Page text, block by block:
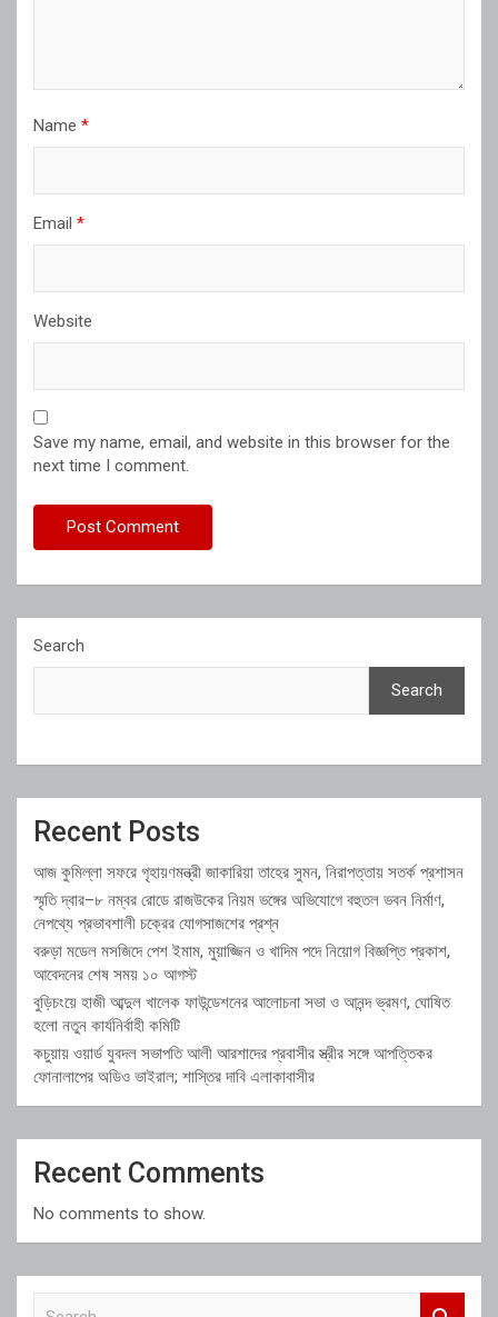
Name *
Email *
Website
Save my name, email, and website in this browser for the
next time I comment.
Search
Search
Recent Posts
আজ কুমিল্লা সফরে গৃহায়ণমন্ত্রী জাকারিয়া তাহের সুমন, নিরাপত্তায় সতর্ক প্রশাসন
স্মৃতি দ্বার–৮ নম্বর রোডে রাজউকের নিয়ম ভঙ্গের অভিযোগে বহুতল ভবন নির্মাণ,
নেপথ্যে প্রভাবশালী চক্রের যোগসাজশের প্রশ্ন
বরুড়া মডেল মসজিদে পেশ ইমাম, মুয়াজ্জিন ও খাদিম পদে নিয়োগ বিজ্ঞপ্তি প্রকাশ,
আবেদনের শেষ সময় ১০ আগস্ট
বুড়িচংয়ে হাজী আব্দুল খালেক ফাউন্ডেশনের আলোচনা সভা ও আনন্দ ভ্রমণ, ঘোষিত
হলো নতুন কার্যনির্বাহী কমিটি
কচুয়ায় ওয়ার্ড যুবদল সভাপতি আলী আরশাদের প্রবাসীর স্ত্রীর সঙ্গে আপত্তিকর
ফোনালাপের অডিও ভাইরাল; শাস্তির দাবি এলাকাবাসীর
Recent Comments
No comments to show.